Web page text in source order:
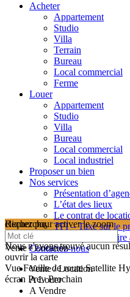
Acheter
Appartement
Studio
Villa
Terrain
Bureau
Local commercial
Ferme
Louer
Appartement
Studio
Villa
Bureau
Local commercial
Local industriel
Proposer un bien
Nos services
Présentation
L’état des lieux
Le contrat de
TPI – Taxe sur le
Les frais de
Contactez-nous
cliquez pour activer le zoom
searching...
Nous n'avons trouvé aucun
ouvrir la carte
Vue Feuille de route Satellite
écran Prev Prochain
Recherche
Vente / Location
Vente / Location
A Louer
A Vendre